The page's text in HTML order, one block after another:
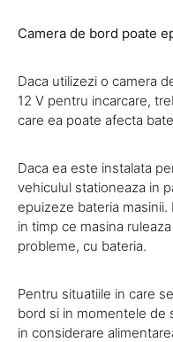
Camera de bord poate
Daca utilizezi o camera
12 V pentru incarcare,
care ea poate afecta
Daca ea este instalata
vehiculul stationeaza in
epuizeze bateria
in timp ce masina
probleme, cu bateria.
Pentru situatiile in care
bord si in momentele de
in considerare